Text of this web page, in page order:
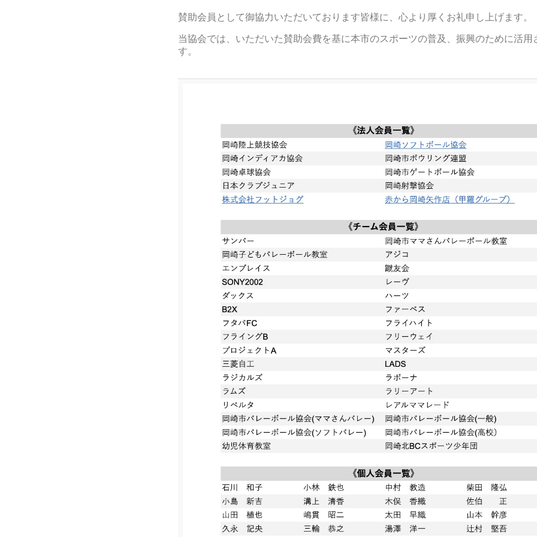
賛助会員として御協力いただいております皆様に、心より厚くお礼申し上げます。
当協会では、いただいた賛助会費を基に本市のスポーツの普及、振興のために活用
す。